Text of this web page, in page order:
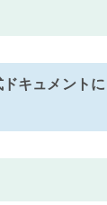
ドキュメントに